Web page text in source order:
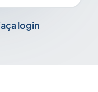
login